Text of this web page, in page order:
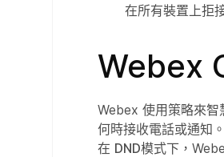
在所有裝置上拒
Webex
Webex 使用策略來智
何時接收電話或通知
在 DND模式下，